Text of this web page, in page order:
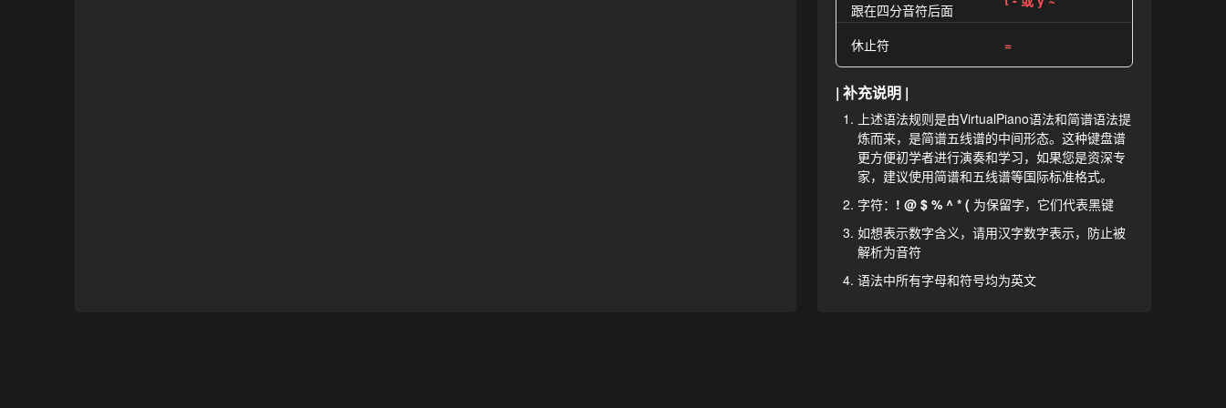
跟在四分音符后面
休止符 =
| 补充说明 |
上述语法规则是由VirtualPiano语法和简谱语法提
炼而来，是简谱五线谱的中间形态。这种键盘谱
更方便初学者进行演奏和学习，如果您是资深专
家，建议使用简谱和五线谱等国际标准格式。
字符： ! @ $ % ^ * ( 为保留字，它们代表黑键
如想表示数字含义，请用汉字数字表示，防止被
解析为音符
语法中所有字母和符号均为英文